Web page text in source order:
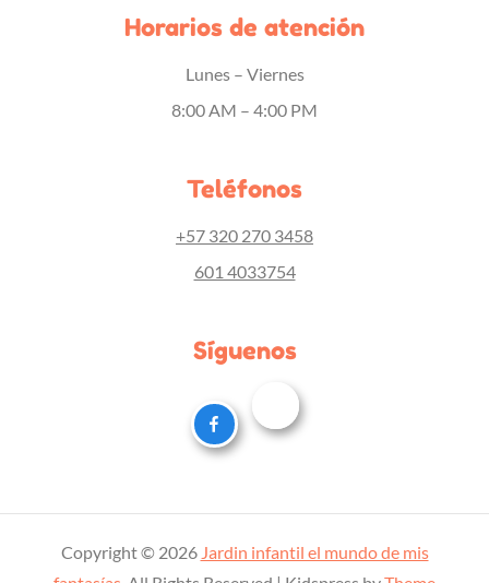
Horarios de atención
Lunes – Viernes
8:00 AM – 4:00 PM
Teléfonos
+57 320 270 3458
601 4033754
Síguenos
Copyright © 2026 Jardin infantil el mundo de mis